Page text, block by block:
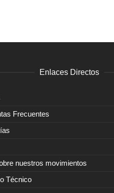
Enlaces Directos
Frecuentes
nuestros movimientos
Técnico